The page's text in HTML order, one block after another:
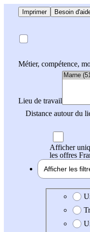
Imprimer Besoin
Métier, compétence,
Lieu de travail
Distance autour du
Afficher
les offres
Afficher les
Date de